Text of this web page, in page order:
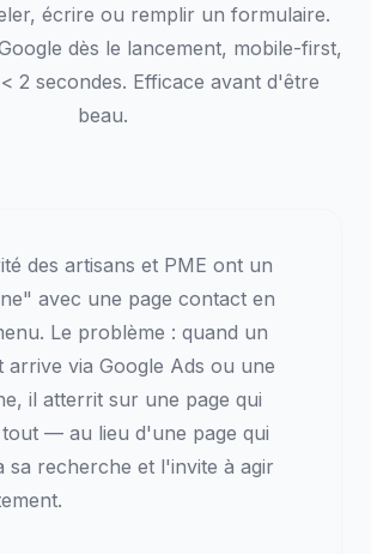
écrire ou remplir un formulaire.
dès le lancement, mobile-first,
2 secondes. Efficace avant d'être
beau.
des artisans et PME ont un
avec une page contact en
Le problème : quand un
arrive via Google Ads ou une
il atterrit sur une page qui
— au lieu d'une page qui
sa recherche et l'invite à agir